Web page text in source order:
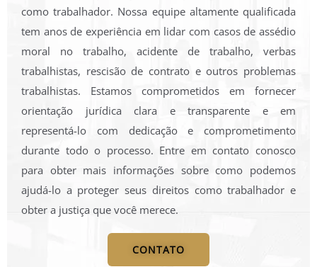
como trabalhador. Nossa equipe altamente qualificada
tem anos de experiência em lidar com casos de assédio
moral no trabalho, acidente de trabalho, verbas
trabalhistas, rescisão de contrato e outros problemas
trabalhistas. Estamos comprometidos em fornecer
orientação jurídica clara e transparente e em
representá-lo com dedicação e comprometimento
durante todo o processo. Entre em contato conosco
para obter mais informações sobre como podemos
ajudá-lo a proteger seus direitos como trabalhador e
obter a justiça que você merece.
CONTATO